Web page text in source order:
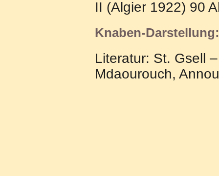
II (Algier 1922) 90
Knaben-Darstellung:
Literatur: St. Gsell
Mdaourouch,